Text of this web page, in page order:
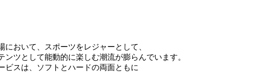
おいて、スポーツをレジャーとして、
ンツとして能動的に楽しむ潮流が膨らんでいます。
ビスは、ソフトとハードの両面ともに